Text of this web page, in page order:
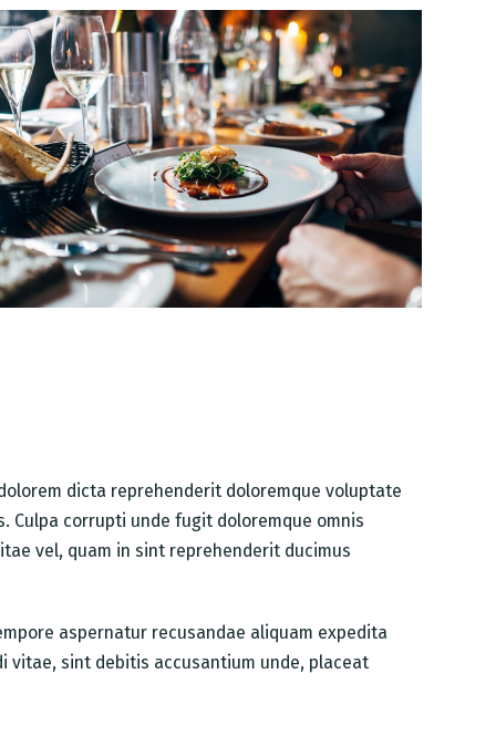
dicta reprehenderit doloremque voluptate
Culpa corrupti unde fugit doloremque omnis
vel, quam in sint reprehenderit ducimus
aspernatur recusandae aliquam expedita
vitae, sint debitis accusantium unde, placeat